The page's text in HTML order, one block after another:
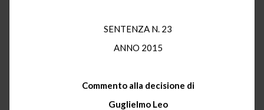
SENTENZA N. 23
ANNO 2015
Commento alla decisione di
Guglielmo Leo